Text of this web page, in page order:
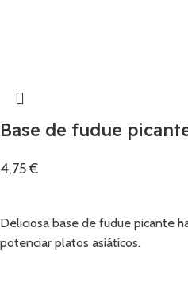
Base de fudue
4,75€
Deliciosa base de fudue picante
potenciar platos asiáticos.